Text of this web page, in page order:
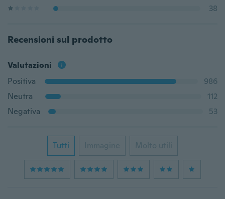
38
Recensioni sul prodotto
Valutazioni
Positiva
986
Neutra
112
Negativa
53
Tutti Immagine Molto utili